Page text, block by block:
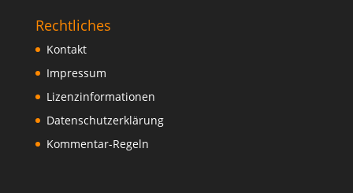
Rechtliches
Kontakt
Impressum
Lizenzinformationen
Datenschutzerklärung
Kommentar-Regeln